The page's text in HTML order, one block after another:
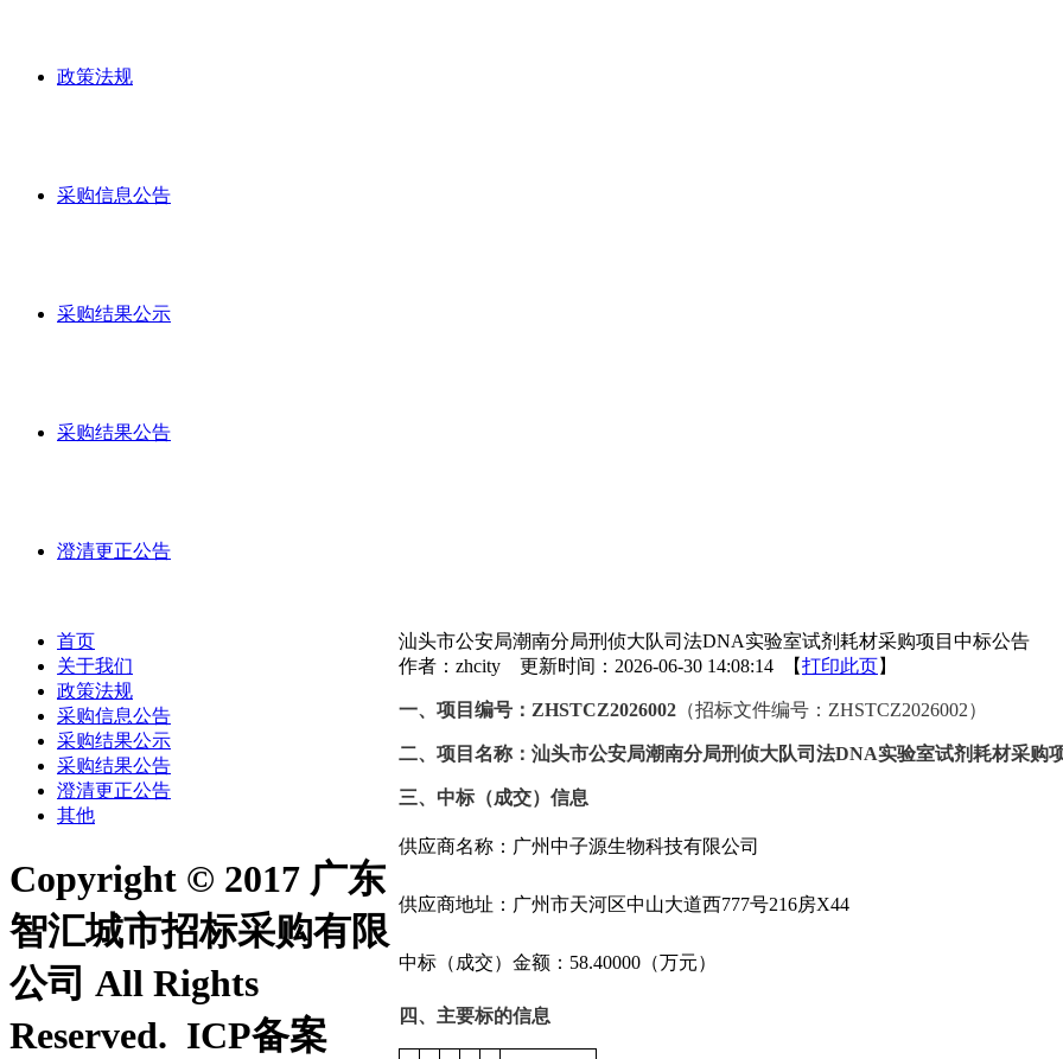
政策法规
采购信息公告
采购结果公示
采购结果公告
澄清更正公告
汕头市公安局潮南分局刑侦大队司法DNA实验室试剂耗材采购项目中标公告
作者：zhcity 更新时间：2026-06-30 14:08:14 【打印此页】
一、项目编号： ZHSTCZ2026002 （招标文件编号： ZHSTCZ2026002）
二、项目名称： 汕头市公安局潮南分局刑侦大队司法DNA实验室试剂耗材采购
三、中标（成交）信息
供应商名称： 广州中子源生物科技有限公司
供应商地址：广州市天河区中山大道西777号216房X44
中标（成交）金额： 58.40000 （万元）
四、主要标的信息
首页
关于我们
政策法规
采购信息公告
采购结果公示
采购结果公告
澄清更正公告
其他
Copyright © 2017 广东
智汇城市招标采购有限
公司 All Rights
Reserved. ICP备案